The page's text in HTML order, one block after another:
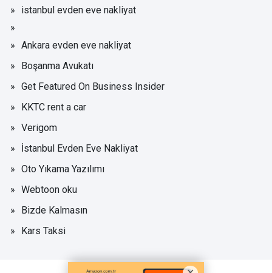
istanbul evden eve nakliyat
Ankara evden eve nakliyat
Boşanma Avukatı
Get Featured On Business Insider
KKTC rent a car
Verigom
İstanbul Evden Eve Nakliyat
Oto Yıkama Yazılımı
Webtoon oku
Bizde Kalmasın
Kars Taksi